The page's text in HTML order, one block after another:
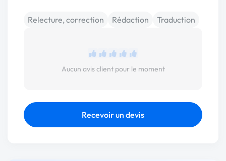
Relecture, correction Rédaction Traduction
Aucun avis client pour le moment
Recevoir un devis